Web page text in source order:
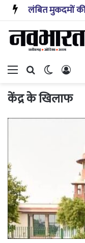
Menu Search forSwitch skin
केंद्र के खिलाफ